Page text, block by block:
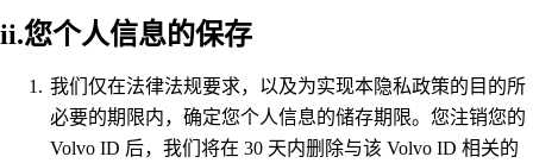
ii.您个人信息的保存
我们仅在法律法规要求，以及为实现本隐私政策的目的所
必要的期限内，确定您个人信息的储存期限。您注销您的
Volvo ID 后，我们将在 30 天内删除与该 Volvo ID 相关的